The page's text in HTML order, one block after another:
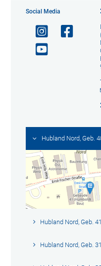
Social Media
Hubland Nord, Geb.
Hubland Nord, Geb. 41
Hubland Nord, Geb. 31